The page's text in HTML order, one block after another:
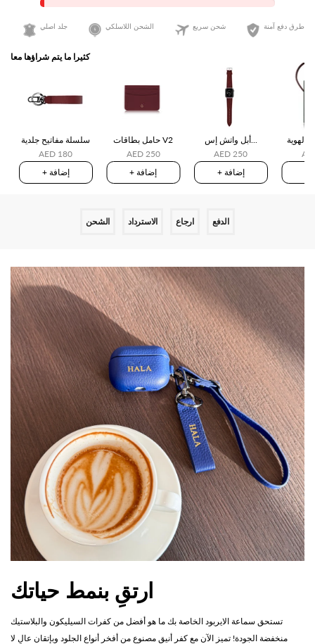
جلد اصلي الشحن اللاسلكي شحن سريع طرق دفع آمنة
كثيرا ما يتم شراؤها معا
سلسلة مفاتيح جلدية
AED 180
+ إضافة
حامل بطاقات V2
AED 250
+ إضافة
أبل واتش إس...
AED 250
+ إضافة
الهوية
الشحن الاسترداد ارجاع الدفع
ارتقِ بنمط حياتك
تستحق سماعة الايربود الخاصة بك ما هو أفضل من كفرات السيليكون والبلاستيك
منخفضة الجودة! تميز الآن مع كفر أنيق مصنوع من أفخر أنواع الجلود وبإتقان عالٍ لا